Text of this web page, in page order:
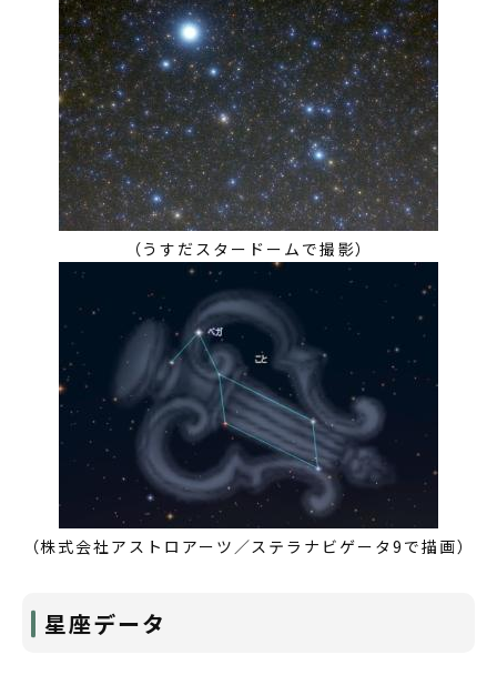
（うすだスタードームで撮影）
（株式会社アストロアーツ／ステラナビゲータ9で描画）
星座データ